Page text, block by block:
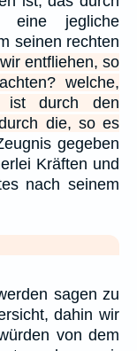
jegliche
seinen rechten
entfliehen, so
welche,
ist durch den
die, so es
gegeben
Kräften und
nach seinem
sagen zu
dahin wir
von dem